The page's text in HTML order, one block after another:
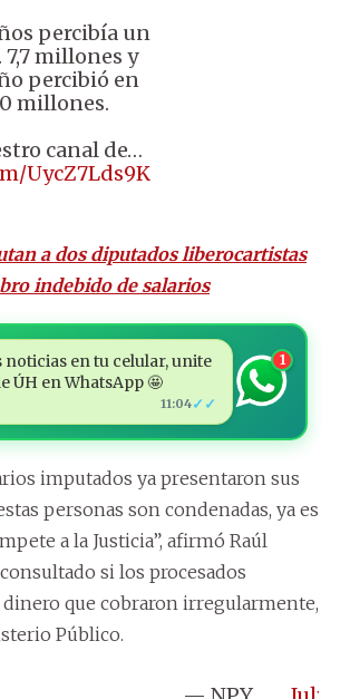
años percibía un
7,7 millones y
percibió en
millones.
canal de…
UycZ7Lds9K
a dos diputados liberocartistas
indebido de salarios
noticias en tu celular, unite
ÚH en WhatsApp 🤩
11:04✓✓
1
imputados ya presentaron sus
personas son condenadas, ya es
a la Justicia”, afirmó Raúl
si los procesados
que cobraron irregularmente,
Público.